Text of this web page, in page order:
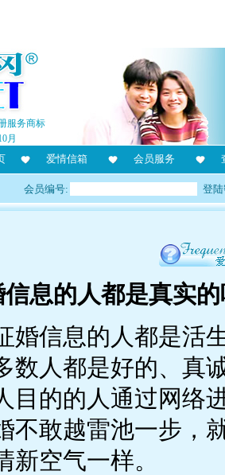
服务商标
月
爱情信箱 会员服务
会员编号: 登
息的人都是真实
婚信息的人都是活
数人都是好的、真
目的的人通过网络
不敢越雷池一步，
新空气一样。